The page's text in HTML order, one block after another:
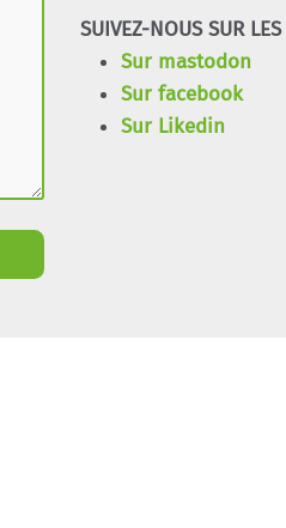
SUIVEZ-NOUS SUR LES
Sur mastodon
Sur facebook
Sur Likedin